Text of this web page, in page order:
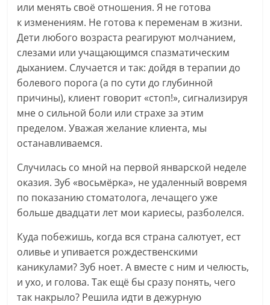
или менять своё отношения. Я не готова
к изменениям. Не готова к переменам в жизни.
Дети любого возраста реагируют молчанием,
слезами или учащающимся спазматическим
дыханием. Случается и так: дойдя в терапии до
болевого порога (а по сути до глубинной
причины), клиент говорит «стоп!», сигнализируя
мне о сильной боли или страхе за этим
пределом. Уважая желание клиента, мы
останавливаемся.
Случилась со мной на первой январской неделе
оказия. Зуб «восьмёрка», не удаленный вовремя
по показанию стоматолога, лечащего уже
больше двадцати лет мои кариесы, разболелся.
Куда побежишь, когда вся страна салютует, ест
оливье и упивается рождественскими
каникулами? Зуб ноет. А вместе с ним и челюсть,
и ухо, и голова. Так ещё бы сразу понять, чего
так накрыло? Решила идти в дежурную